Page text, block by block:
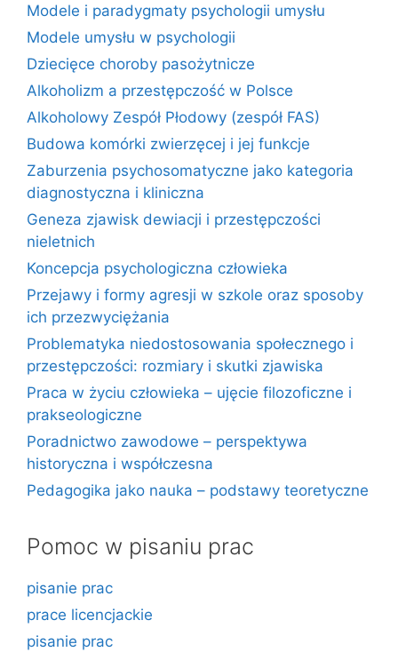
Modele i paradygmaty psychologii umysłu
Modele umysłu w psychologii
Dziecięce choroby pasożytnicze
Alkoholizm a przestępczość w Polsce
Alkoholowy Zespół Płodowy (zespół FAS)
Budowa komórki zwierzęcej i jej funkcje
Zaburzenia psychosomatyczne jako kategoria
diagnostyczna i kliniczna
Geneza zjawisk dewiacji i przestępczości
nieletnich
Koncepcja psychologiczna człowieka
Przejawy i formy agresji w szkole oraz sposoby
ich przezwyciężania
Problematyka niedostosowania społecznego i
przestępczości: rozmiary i skutki zjawiska
Praca w życiu człowieka – ujęcie filozoficzne i
prakseologiczne
Poradnictwo zawodowe – perspektywa
historyczna i współczesna
Pedagogika jako nauka – podstawy teoretyczne
Pomoc w pisaniu prac
pisanie prac
prace licencjackie
pisanie prac